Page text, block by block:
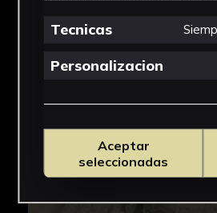
Tecnicas
Personalizacion
Aceptar
seleccionadas